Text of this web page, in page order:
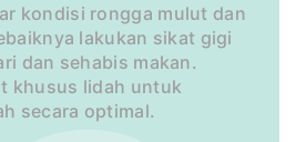
kondisi rongga mulut dan
lakukan sikat gigi
dan sehabis makan.
khusus lidah untuk
secara optimal.